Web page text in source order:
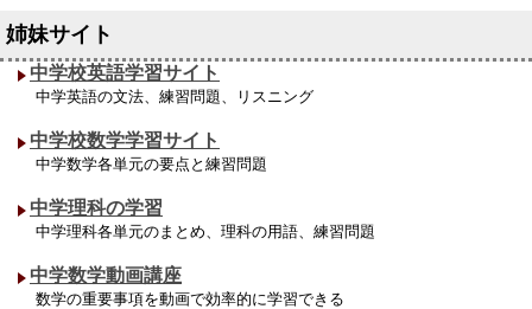
中学校英語学習サイト
中学英語の文法、練習問題、リスニング
中学校数学学習サイト
中学数学各単元の要点と練習問題
中学理科の学習
中学理科各単元のまとめ、理科の用語、練習問題
中学数学動画講座
数学の重要事項を動画で効率的に学習できる